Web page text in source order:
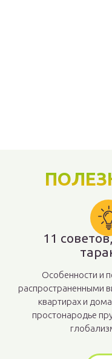
11
Особенности и
распространенными
квартирах и
простонародье